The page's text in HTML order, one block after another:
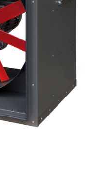
electrical
equipos de